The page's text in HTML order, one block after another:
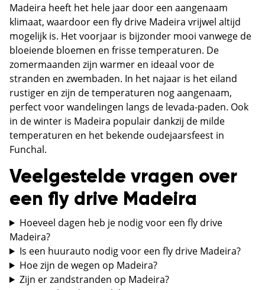
Madeira heeft het hele jaar door een aangenaam
klimaat, waardoor een fly drive Madeira vrijwel altijd
mogelijk is. Het voorjaar is bijzonder mooi vanwege de
bloeiende bloemen en frisse temperaturen. De
zomermaanden zijn warmer en ideaal voor de
stranden en zwembaden. In het najaar is het eiland
rustiger en zijn de temperaturen nog aangenaam,
perfect voor wandelingen langs de levada-paden. Ook
in de winter is Madeira populair dankzij de milde
temperaturen en het bekende oudejaarsfeest in
Funchal.
Veelgestelde vragen over
een fly drive Madeira
Hoeveel dagen heb je nodig voor een fly drive
Madeira?
Is een huurauto nodig voor een fly drive Madeira?
Hoe zijn de wegen op Madeira?
Zijn er zandstranden op Madeira?